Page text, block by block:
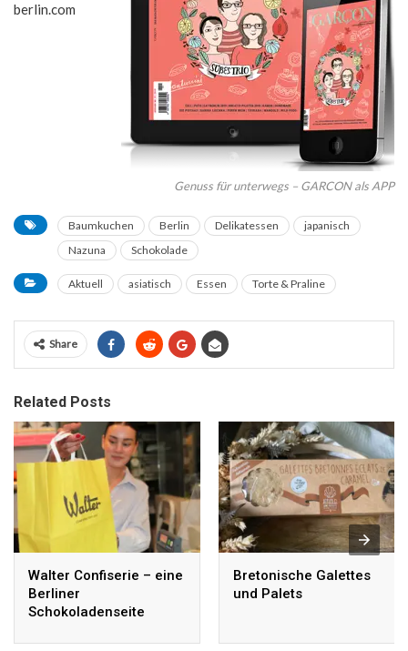
Genuss für unterwegs – GARCON als APP
berlin.com
Baumkuchen Berlin Delikatessen
japanisch
Nazuna
Schokolade
Aktuell asiatisch Essen Torte & Praline
Share
Related Posts
Walter Confiserie – eine
Berliner
Schokoladenseite
Bretonische Galettes
und Palets